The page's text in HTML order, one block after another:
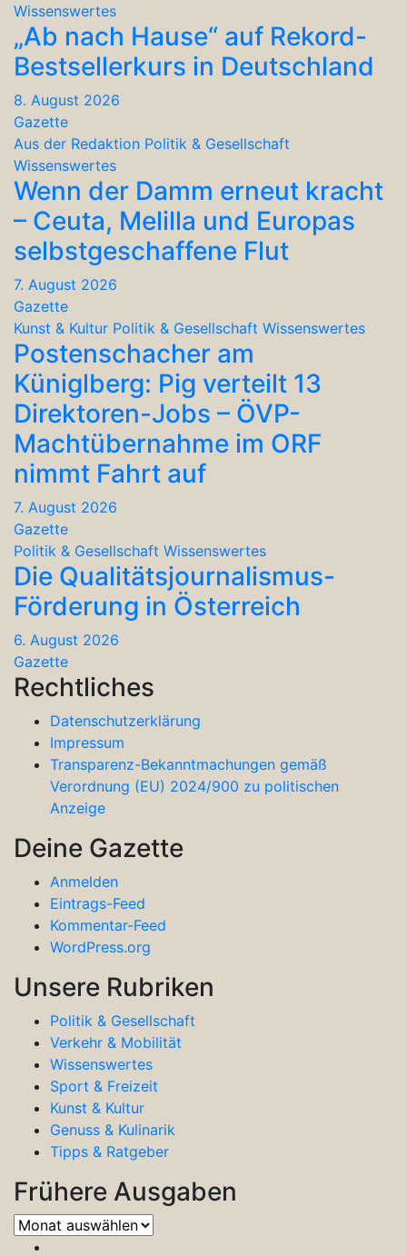
Wissenswertes
„Ab nach Hause“ auf Rekord-
Bestsellerkurs in Deutschland
8. August 2026
Gazette
Aus der Redaktion Politik & Gesellschaft
Wissenswertes
Wenn der Damm erneut kracht
– Ceuta, Melilla und Europas
selbstgeschaffene Flut
7. August 2026
Gazette
Kunst & Kultur Politik & Gesellschaft Wissenswertes
Postenschacher am
Küniglberg: Pig verteilt 13
Direktoren-Jobs – ÖVP-
Machtübernahme im ORF
nimmt Fahrt auf
7. August 2026
Gazette
Politik & Gesellschaft Wissenswertes
Die Qualitätsjournalismus-
Förderung in Österreich
6. August 2026
Gazette
Rechtliches
Datenschutzerklärung
Impressum
Transparenz-Bekanntmachungen gemäß
Verordnung (EU) 2024/900 zu politischen
Anzeige
Deine Gazette
Anmelden
Eintrags-Feed
Kommentar-Feed
WordPress.org
Unsere Rubriken
Politik & Gesellschaft
Verkehr & Mobilität
Wissenswertes
Sport & Freizeit
Kunst & Kultur
Genuss & Kulinarik
Tipps & Ratgeber
Frühere Ausgaben
Frühere
Ausgaben